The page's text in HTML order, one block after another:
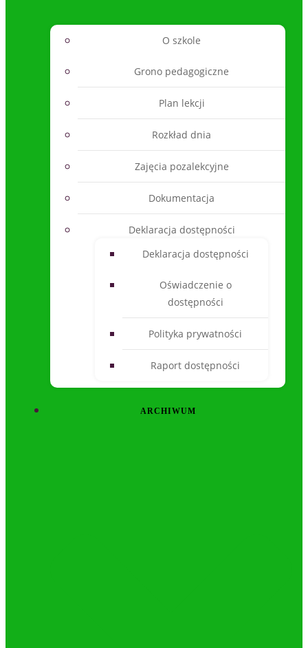
O szkole
Grono pedagogiczne
Plan lekcji
Rozkład dnia
Zajęcia pozalekcyjne
Dokumentacja
Deklaracja dostępności
Deklaracja dostępności
Oświadczenie o
dostępności
Polityka prywatności
Raport dostępności
ARCHIWUM